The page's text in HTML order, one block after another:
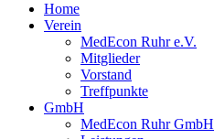
Home
Verein
MedEcon Ruhr e.V.
Mitglieder
Vorstand
Treffpunkte
GmbH
MedEcon Ruhr GmbH